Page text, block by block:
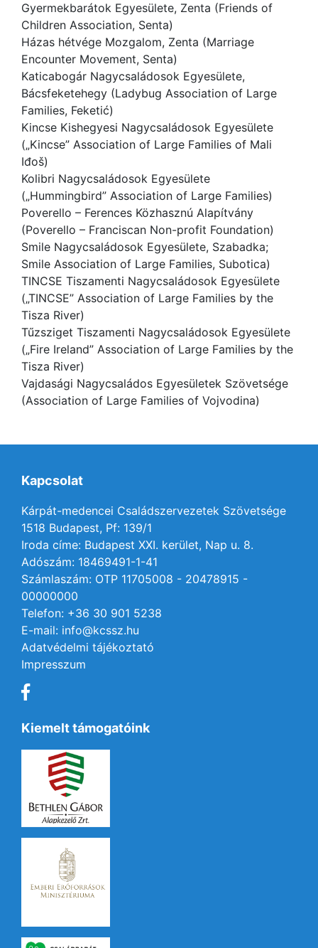
Gyermekbarátok Egyesülete, Zenta (Friends of
Children Association, Senta)
Házas hétvége Mozgalom, Zenta (Marriage
Encounter Movement, Senta)
Katicabogár Nagycsaládosok Egyesülete,
Bácsfeketehegy (Ladybug Association of Large
Families, Feketić)
Kincse Kishegyesi Nagycsaládosok Egyesülete
(„Kincse” Association of Large Families of Mali
Iđoš)
Kolibri Nagycsaládosok Egyesülete
(„Hummingbird” Association of Large Families)
Poverello – Ferences Közhasznú Alapítvány
(Poverello – Franciscan Non-profit Foundation)
Smile Nagycsaládosok Egyesülete, Szabadka;
Smile Association of Large Families, Subotica)
TINCSE Tiszamenti Nagycsaládosok Egyesülete
(„TINCSE” Association of Large Families by the
Tisza River)
Tűzsziget Tiszamenti Nagycsaládosok Egyesülete
(„Fire Ireland” Association of Large Families by the
Tisza River)
Vajdasági Nagycsaládos Egyesületek Szövetsége
(Association of Large Families of Vojvodina)
Kapcsolat
Kárpát-medencei Családszervezetek Szövetsége
1518 Budapest, Pf: 139/1
Iroda címe: Budapest XXI. kerület, Nap u. 8.
Adószám: 18469491-1-41
Számlaszám: OTP 11705008 - 20478915 -
00000000
Telefon: +36 30 901 5238
E-mail: info@kcssz.hu
Adatvédelmi tájékoztató
Impresszum
Kiemelt támogatóink